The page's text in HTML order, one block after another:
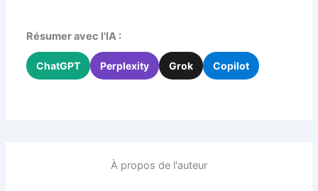
Résumer avec l'IA :
ChatGPT Perplexity Grok Copilot
À propos de l'auteur